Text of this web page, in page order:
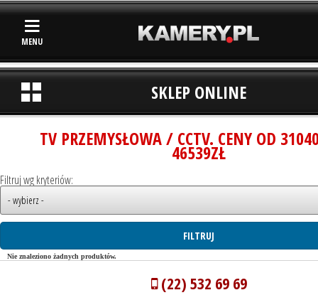
MENU
SKLEP ONLINE
TV PRZEMYSŁOWA / CCTV. CENY OD
46539ZŁ
Filtruj wg kryteriów:
Nie znaleziono żadnych produktów.
(22) 532 69 69